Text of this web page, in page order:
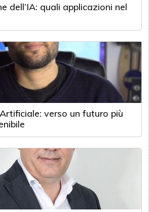
dell’IA: quali applicazioni nel
verso un futuro più